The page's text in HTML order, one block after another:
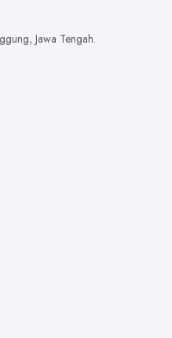
Jawa Tengah.